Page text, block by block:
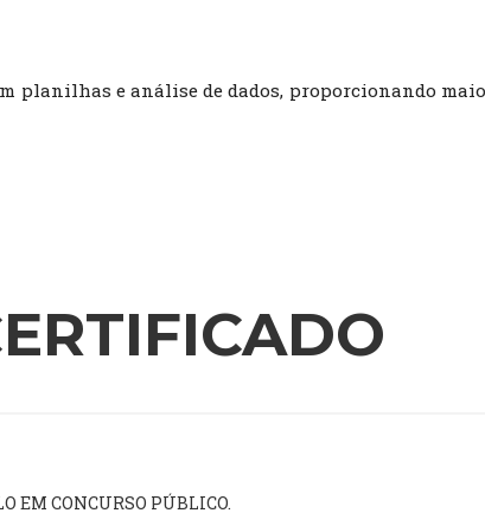
planilhas e análise de dados, proporcionando
CONCURSO PÚBLICO.